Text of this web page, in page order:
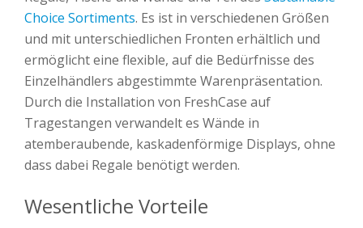
Choice Sortiments. Es ist in verschiedenen Größen
und mit unterschiedlichen Fronten erhältlich und
ermöglicht eine flexible, auf die Bedürfnisse des
Einzelhändlers abgestimmte Warenpräsentation.
Durch die Installation von FreshCase auf
Tragestangen verwandelt es Wände in
atemberaubende, kaskadenförmige Displays, ohne
dass dabei Regale benötigt werden.
Wesentliche Vorteile